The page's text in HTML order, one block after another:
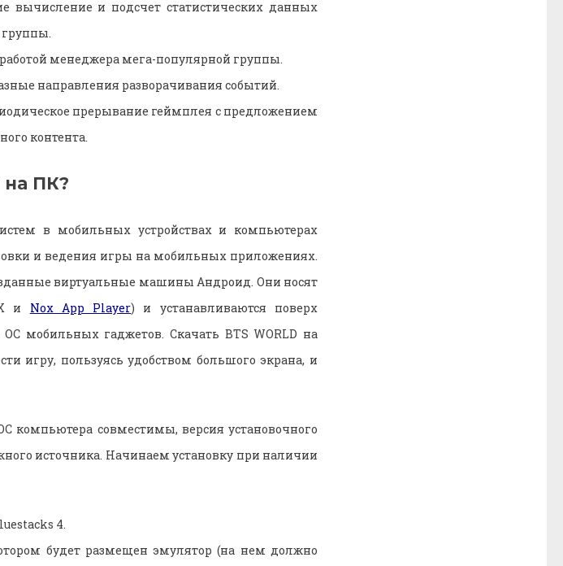
вычисление и подсчет статистических данных
группы.
менеджера мега-популярной группы.
направления разворачивания событий.
прерывание геймплея с предложением
контента.
на ПК?
в мобильных устройствах и компьютерах
и ведения игры на мобильных приложениях.
виртуальные машины Андроид. Они носят
и Nox App Player) и устанавливаются поверх
ОС мобильных гаджетов. Скачать BTS WORLD на
игру, пользуясь удобством большого экрана, и
компьютера совместимы, версия установочного
источника. Начинаем установку при наличии
4.
будет размещен эмулятор (на нем должно